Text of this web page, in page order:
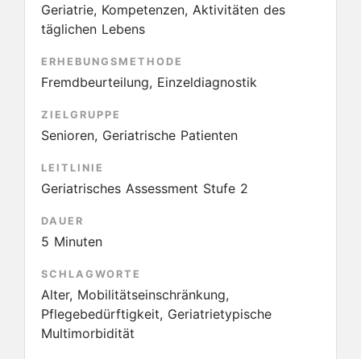
Geriatrie, Kompetenzen, Aktivitäten des
täglichen Lebens
ERHEBUNGSMETHODE
Fremdbeurteilung, Einzeldiagnostik
ZIELGRUPPE
Senioren, Geriatrische Patienten
LEITLINIE
Geriatrisches Assessment Stufe 2
DAUER
5 Minuten
SCHLAGWORTE
Alter, Mobilitätseinschränkung,
Pflegebedürftigkeit, Geriatrietypische
Multimorbidität